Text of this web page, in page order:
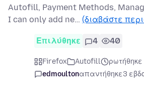
Autofill, Payment Methods,
I can only add ne… (διαβάστε
Επιλύθηκε 4 40
Firefox Autofill
ρωτήθηκε
edmoultonαπαντήθηκε3